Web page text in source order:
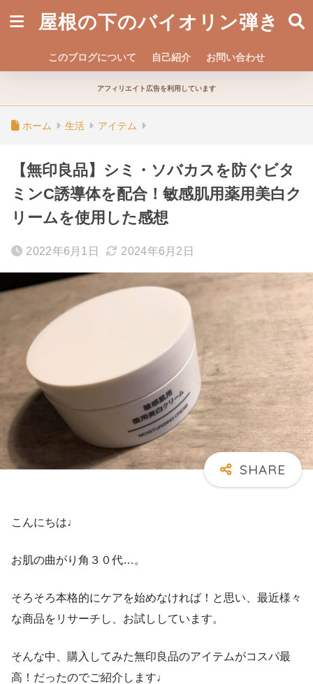
屋根の下のバイオリン弾き
このブログについて 自己紹介 お問い合わせ
アフィリエイト広告を利用しています
ホーム 生活 アイテム
【無印良品】シミ・ソバカスを防ぐビタ
ミンC誘導体を配合！敏感肌用薬用美白ク
リームを使用した感想
2022年6月1日 2024年6月2日
こんにちは♩
お肌の曲がり角３０代…。
そろそろ本格的にケアを始めなければ！と思い、最近様々
な商品をリサーチし、お試ししています。
そんな中、購入してみた無印良品のアイテムがコスパ最
高！だったのでご紹介します♩